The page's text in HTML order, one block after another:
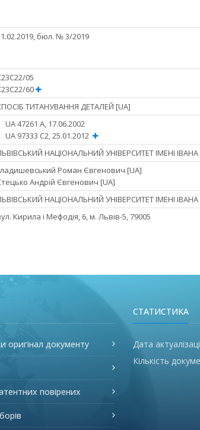
бюл. № 3/2019
05
60
ТИТАНУВАННЯ ДЕТАЛЕЙ [UA]
UA 47261 A, 17.06.2002
UA 97333 C2, 25.01.2012
НАЦІОНАЛЬНИЙ УНІВЕРСИТЕТ ІМЕНІ
Роман Євгенович [UA]
Андрій Євгенович [UA]
НАЦІОНАЛЬНИЙ УНІВЕРСИТЕТ ІМЕНІ
Кирила і Мефодія, 6, м. Львів-5, 79005
оригінал документу
повірених
СТАТИСТИКА
Дата
Кількість